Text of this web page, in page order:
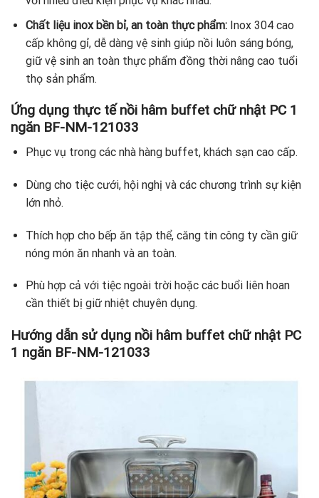
Chất liệu inox bền bỉ, an toàn thực phẩm:Inox 304 cao
cấp không gỉ, dễ dàng vệ sinh giúp nồi luôn sáng bóng,
giữ vệ sinh an toàn thực phẩm đồng thời nâng cao tuổi
thọ sản phẩm.
Ứng dụng thực tế nồi hâm buffet chữ nhật PC 1
ngăn BF-NM-121033
Phục vụ trong các nhà hàng buffet, khách sạn cao cấp.
Dùng cho tiệc cưới, hội nghị và các chương trình sự kiện
lớn nhỏ.
Thích hợp cho bếp ăn tập thể, căng tin công ty cần giữ
nóng món ăn nhanh và an toàn.
Phù hợp cả với tiệc ngoài trời hoặc các buổi liên hoan
cần thiết bị giữ nhiệt chuyên dụng.
Hướng dẫn sử dụng nồi hâm buffet chữ nhật PC
1 ngăn BF-NM-121033